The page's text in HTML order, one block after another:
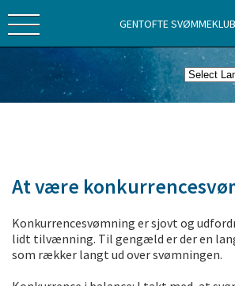
GENTOFTE SVØMMEKLUB
At være
Konkurrencesvømning er sjovt og
lidt tilvænning. Til gengæld er der en
som rækker langt ud over svømningen.